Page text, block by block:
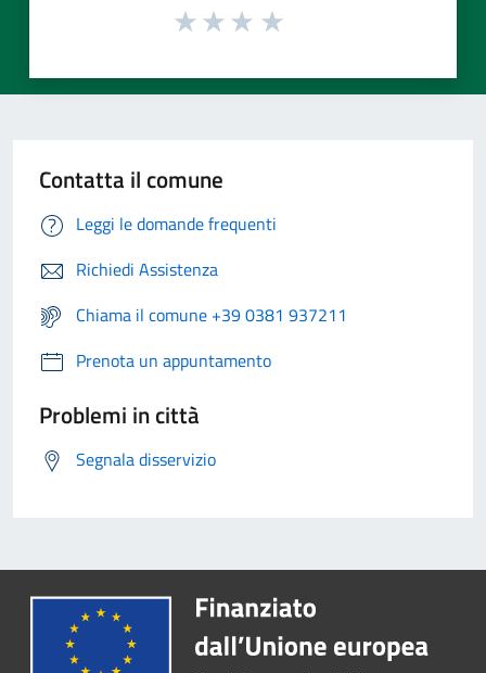
Contatta il comune
Leggi le domande frequenti
Richiedi Assistenza
Chiama il comune +39 0381 937211
Prenota un appuntamento
Problemi in città
Segnala disservizio